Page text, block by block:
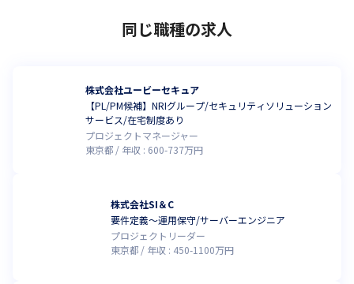
同じ職種の求人
株式会社ユービーセキュア
【PL/PM候補】NRIグループ/セキュリティソリューション
サービス/在宅制度あり
プロジェクトマネージャー
東京都
年収 : 600-737万円
株式会社SI＆C
要件定義～運用保守/サーバーエンジニア
プロジェクトリーダー
東京都
年収 : 450-1100万円